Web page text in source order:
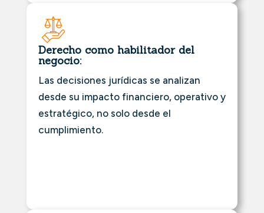
Derecho como habilitador del
negocio:
Las decisiones jurídicas se analizan
desde su impacto financiero, operativo y
estratégico, no solo desde el
cumplimiento.